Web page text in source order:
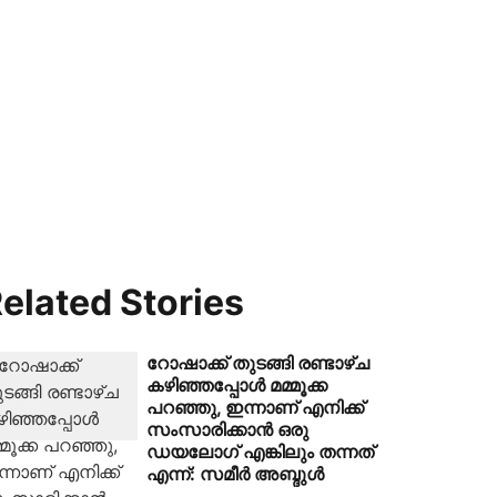
Stories
റോഷാക്ക് തുടങ്ങി രണ്ടാഴ്ച
കഴിഞ്ഞപ്പോൾ മമ്മൂക്ക
പറഞ്ഞു, ഇന്നാണ് എനിക്ക്
സംസാരിക്കാൻ ഒരു
ഡയലോഗ് എങ്കിലും തന്നത്
എന്ന്: സമീർ അബ്ദുൾ